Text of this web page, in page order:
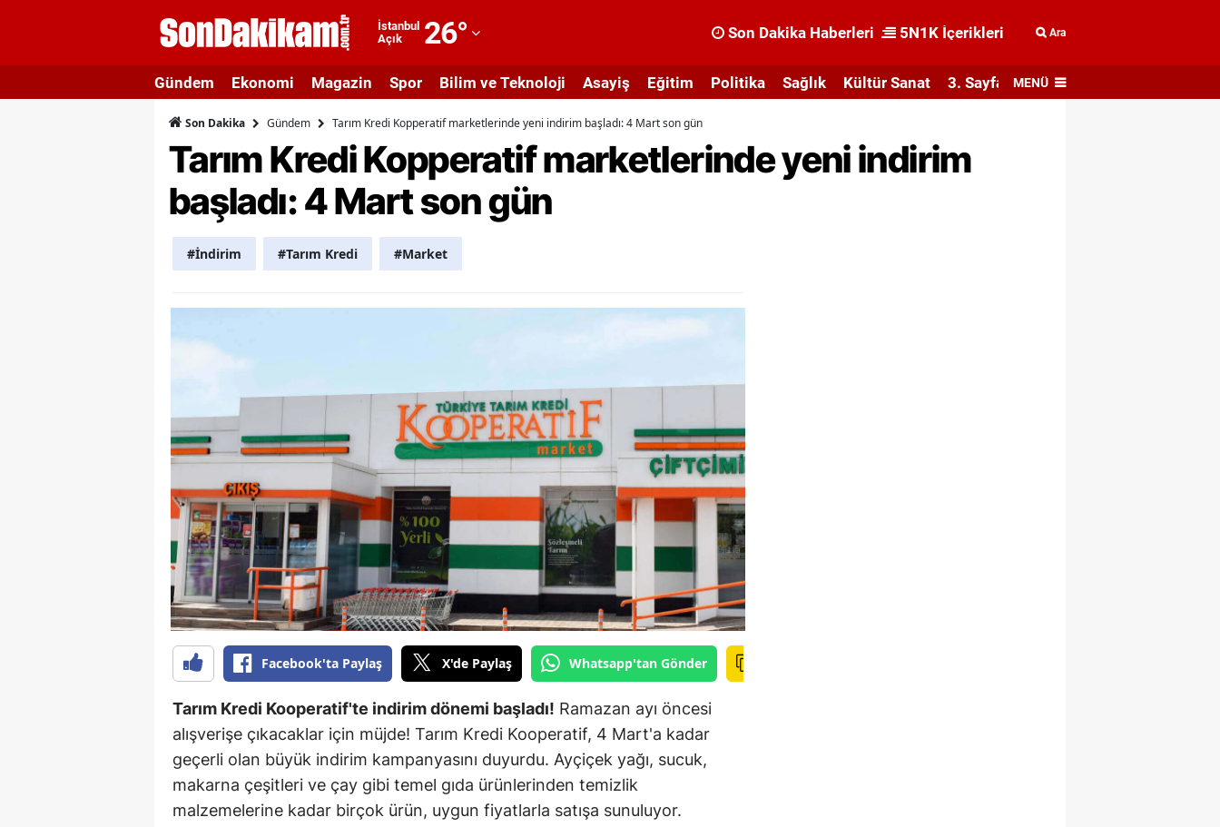
İstanbul
Açık
26°
Adıyaman
Afyonkarahisar
Ağrı
Amasya
Ankara
Balıkesir
Bilecik
Bingöl
Bitlis
Bolu
Burdur
Bursa
Çanakkale
Çankırı
Çorum
Denizli
Diyarbakır
Son Dakika Haberleri 5N1K İçerikleri Ara
Gündem Ekonomi Magazin Spor Bilim ve Teknoloji Asayiş Eğitim Politika Sağlık Kültür Sanat 3. Sayfa MENÜ
Son Dakika Gündem Tarım Kredi Kopperatif marketlerinde yeni indirim başladı: 4 Mart son gün
Tarım Kredi Kopperatif marketlerinde yeni indirim
başladı: 4 Mart son gün
#İndirim #Tarım Kredi #Market
Facebook'ta Paylaş X'de Paylaş Whatsapp'tan Gönder
Tarım Kredi Kooperatif'te indirim dönemi başladı! Ramazan ayı öncesi
alışverişe çıkacaklar için müjde! Tarım Kredi Kooperatif, 4 Mart'a kadar
geçerli olan büyük indirim kampanyasını duyurdu. Ayçiçek yağı, sucuk,
makarna çeşitleri ve çay gibi temel gıda ürünlerinden temizlik
malzemelerine kadar birçok ürün, uygun fiyatlarla satışa sunuluyor.